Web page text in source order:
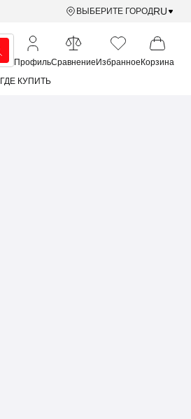
ВЫБЕРИТЕ ГОРОДRU
ГДЕ КУПИТЬ
ПрофильСравнение Избранное Корзина